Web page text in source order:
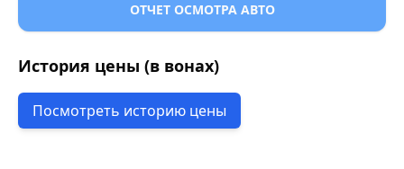
ОТЧЕТ ОСМОТРА АВТО
История цены (в вонах)
Посмотреть историю цены